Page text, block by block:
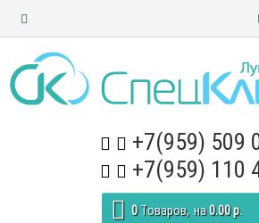
+7(959) 509
+7(959) 110
0 Tоваров, на0.00 р.